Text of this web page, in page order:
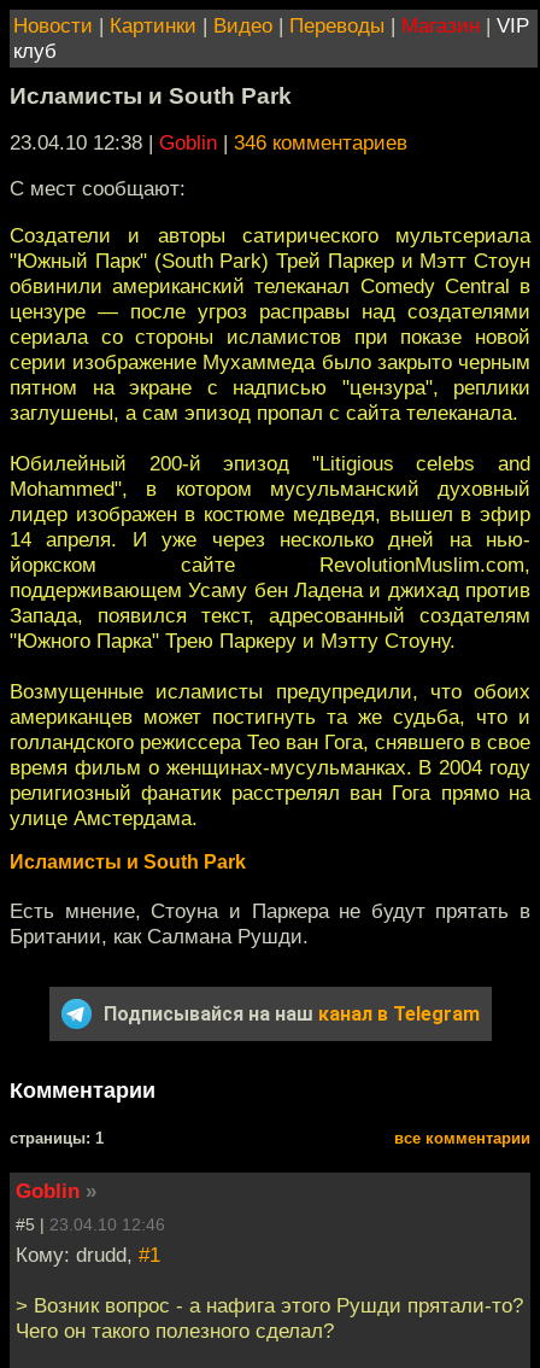
Новости | Картинки | Видео | Переводы | Магазин | VIP
клуб
Исламисты и South Park
23.04.10 12:38 | Goblin | 346 комментариев
С мест сообщают:
Создатели и авторы сатирического мультсериала
"Южный Парк" (South Park) Трей Паркер и Мэтт Стоун
обвинили американский телеканал Comedy Central в
цензуре — после угроз расправы над создателями
сериала со стороны исламистов при показе новой
серии изображение Мухаммеда было закрыто черным
пятном на экране с надписью "цензура", реплики
заглушены, а сам эпизод пропал с сайта телеканала.
Юбилейный 200-й эпизод "Litigious celebs and
Mohammed", в котором мусульманский духовный
лидер изображен в костюме медведя, вышел в эфир
14 апреля. И уже через несколько дней на нью-
йоркском сайте RevolutionMuslim.com,
поддерживающем Усаму бен Ладена и джихад против
Запада, появился текст, адресованный создателям
"Южного Парка" Трею Паркеру и Мэтту Стоуну.
Возмущенные исламисты предупредили, что обоих
американцев может постигнуть та же судьба, что и
голландского режиссера Тео ван Гога, снявшего в свое
время фильм о женщинах-мусульманках. В 2004 году
религиозный фанатик расстрелял ван Гога прямо на
улице Амстердама.
Исламисты и South Park
Есть мнение, Стоуна и Паркера не будут прятать в
Британии, как Салмана Рушди.
Подписывайся на наш канал в Telegram
Комментарии
cтраницы: 1 все комментарии
Goblin »
#5 | 23.04.10 12:46
Кому: drudd, #1
> Возник вопрос - а нафига этого Рушди прятали-то?
Чего он такого полезного сделал?